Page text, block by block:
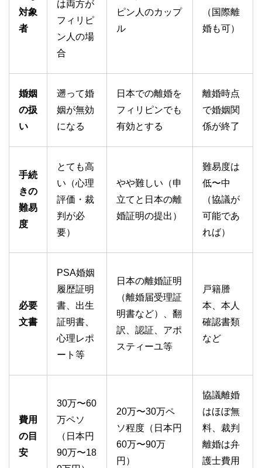
対象
者
は両方が
フィリピ
ン人の場
合
ピン人のカップ
ル
（国際離
婚も可）
婚姻
の扱
い
遡って婚
姻が無効
になる
日本での離婚を
フィリピンでも
有効とする
離婚時点
で婚姻関
係が終了
手続
きの
難易
度
とても高
い（心理
評価・裁
判が必
要）
やや難しい（申
立てと日本の離
婚証明の提出）
難易度は
低〜中
（協議が
可能であ
れば）
必要
文書
PSA婚姻
履歴証明
書、出生
証明書、
心理レポ
ート等
日本の離婚証明
（離婚届受理証
明書など）、翻
訳、認証、アポ
スティーユ等
戸籍謄
本、本人
確認書類
など
費用
の目
安
30万〜60
万ペソ
（日本円
90万〜18
20万〜30万ペ
ソ程度（日本円
60万〜90万
円）
協議離婚
はほぼ無
料、裁判
離婚は弁
護士費用